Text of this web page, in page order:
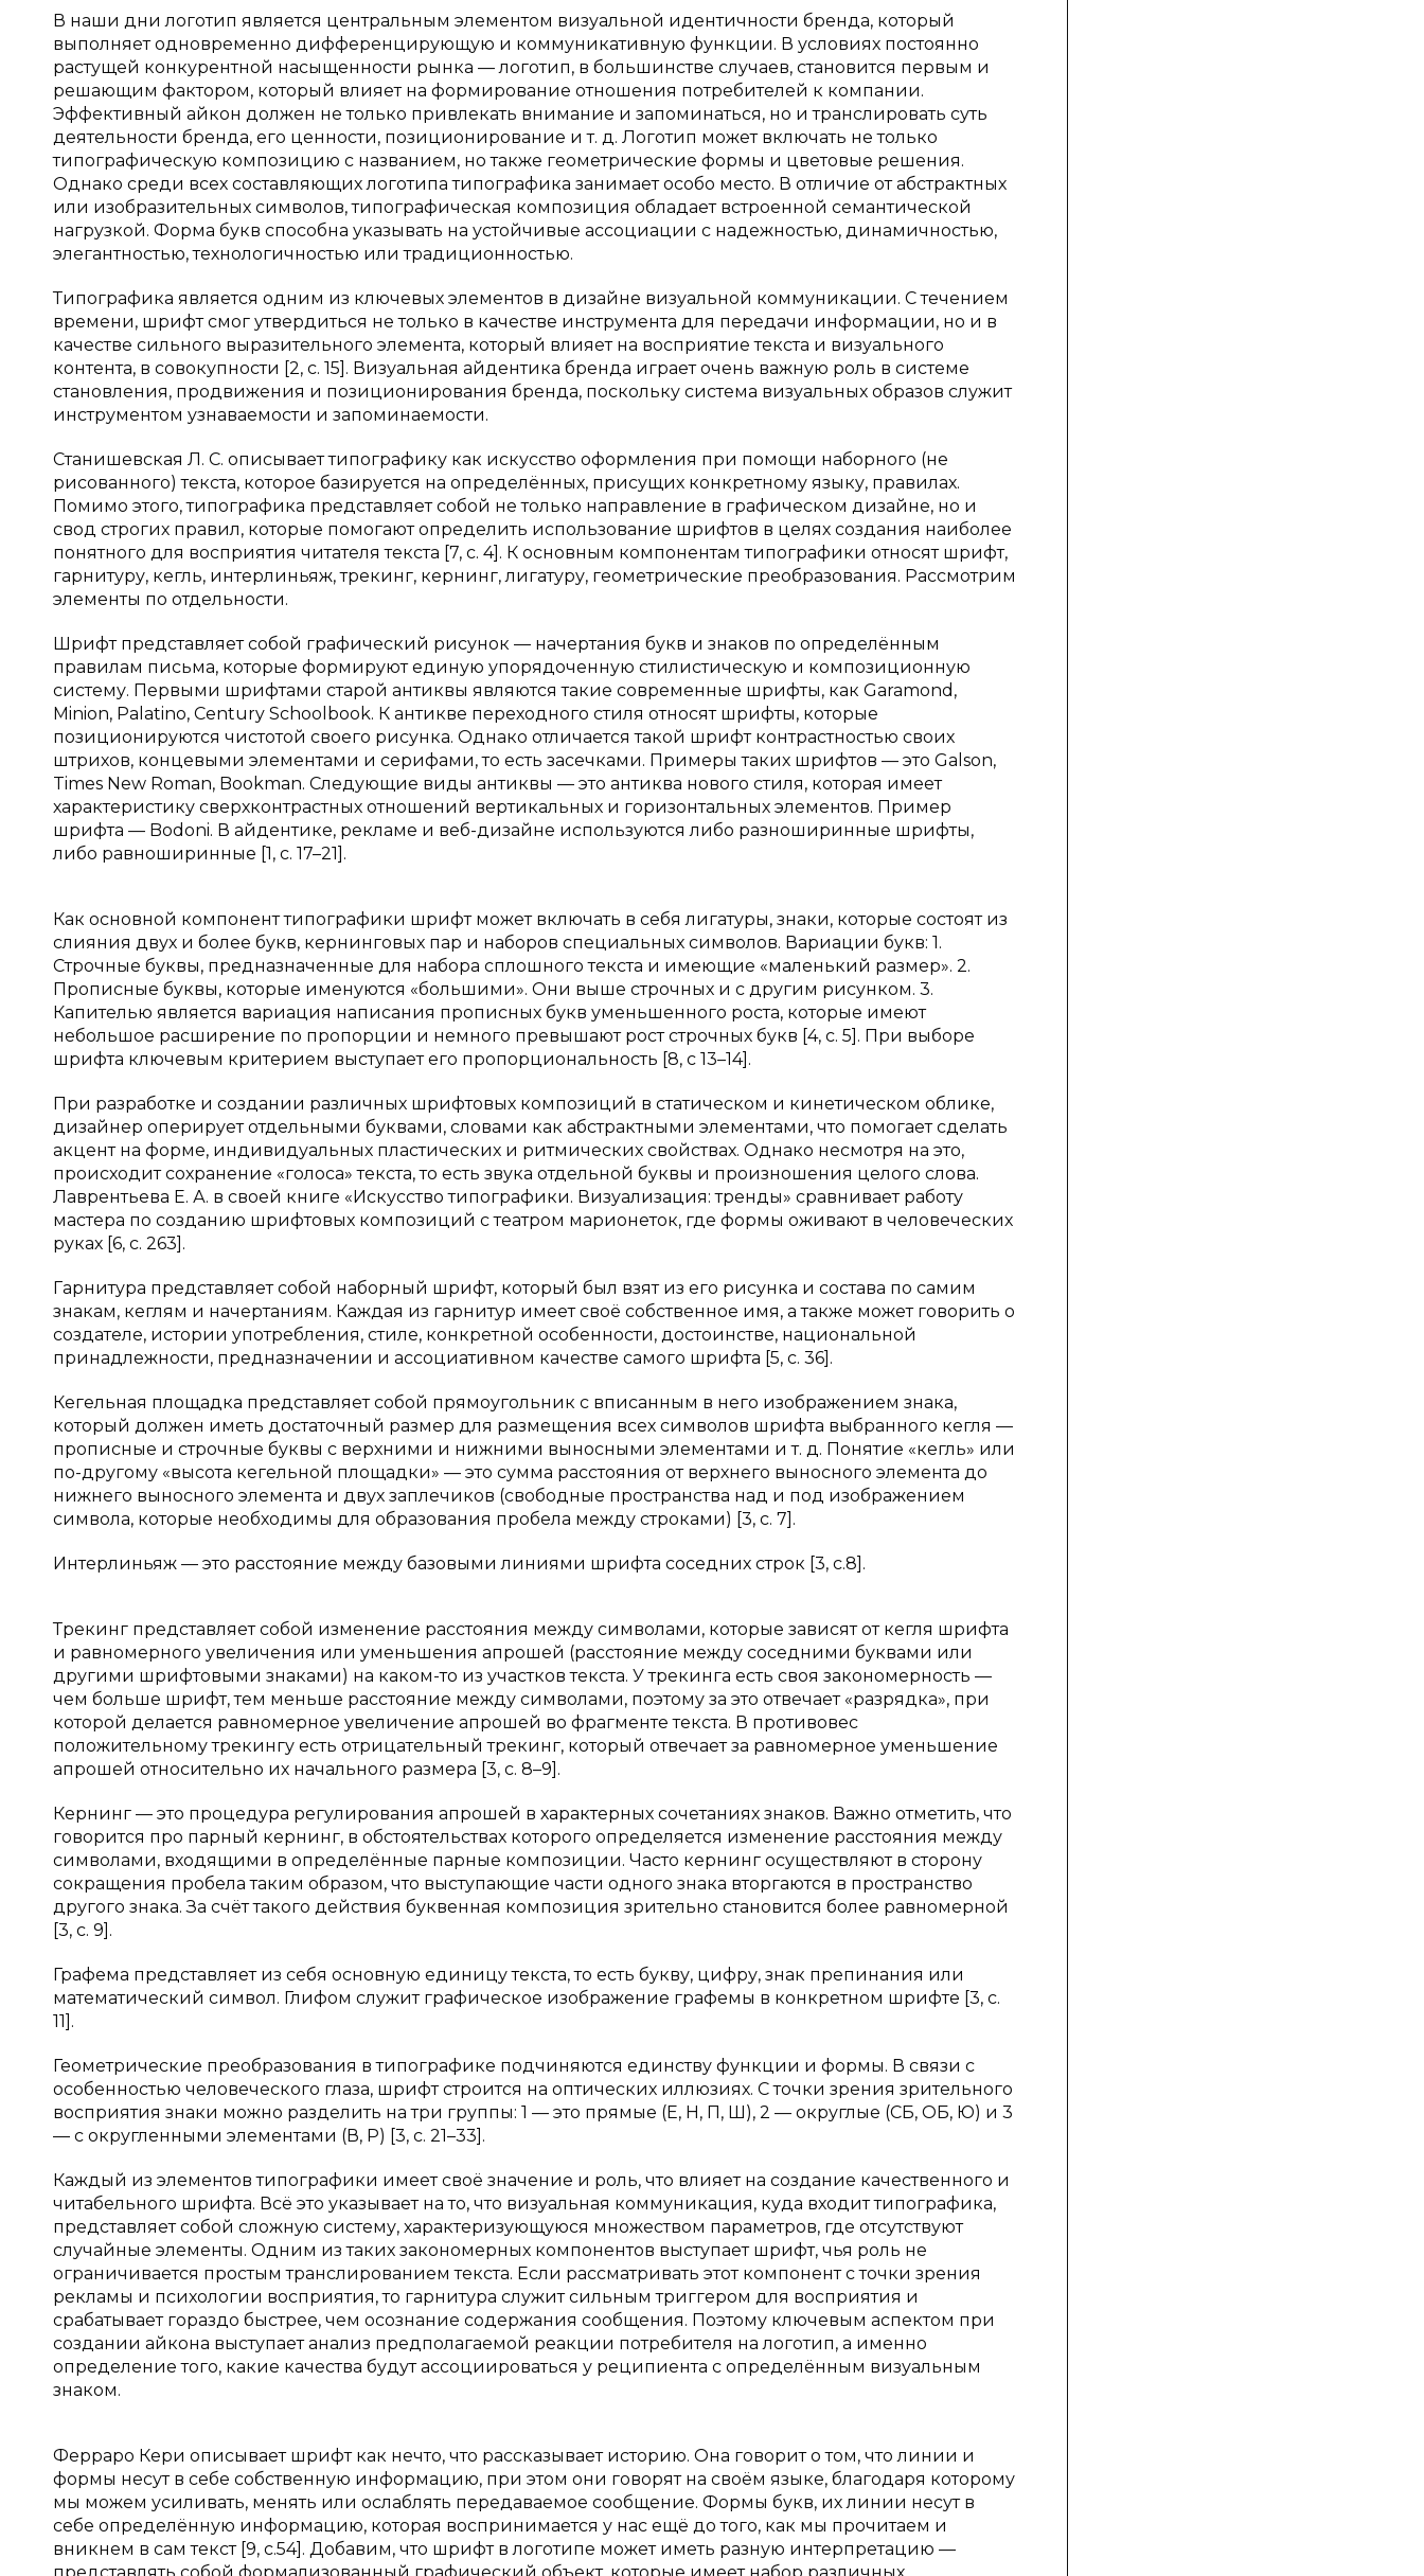
В наши дни логотип является центральным элементом визуальной идентичности бренда, который
выполняет одновременно дифференцирующую и коммуникативную функции. В условиях постоянно
растущей конкурентной насыщенности рынка — логотип, в большинстве случаев, становится первым и
решающим фактором, который влияет на формирование отношения потребителей к компании.
Эффективный айкон должен не только привлекать внимание и запоминаться, но и транслировать суть
деятельности бренда, его ценности, позиционирование и т. д. Логотип может включать не только
типографическую композицию с названием, но также геометрические формы и цветовые решения.
Однако среди всех составляющих логотипа типографика занимает особо место. В отличие от абстрактных
или изобразительных символов, типографическая композиция обладает встроенной семантической
нагрузкой. Форма букв способна указывать на устойчивые ассоциации с надежностью, динамичностью,
элегантностью, технологичностью или традиционностью.
Типографика является одним из ключевых элементов в дизайне визуальной коммуникации. С течением
времени, шрифт смог утвердиться не только в качестве инструмента для передачи информации, но и в
качестве сильного выразительного элемента, который влияет на восприятие текста и визуального
контента, в совокупности [2, с. 15]. Визуальная айдентика бренда играет очень важную роль в системе
становления, продвижения и позиционирования бренда, поскольку система визуальных образов служит
инструментом узнаваемости и запоминаемости.
Станишевская Л. С. описывает типографику как искусство оформления при помощи наборного (не
рисованного) текста, которое базируется на определённых, присущих конкретному языку, правилах.
Помимо этого, типографика представляет собой не только направление в графическом дизайне, но и
свод строгих правил, которые помогают определить использование шрифтов в целях создания наиболее
понятного для восприятия читателя текста [7, с. 4]. К основным компонентам типографики относят шрифт,
гарнитуру, кегль, интерлиньяж, трекинг, кернинг, лигатуру, геометрические преобразования. Рассмотрим
элементы по отдельности.
Шрифт представляет собой графический рисунок — начертания букв и знаков по определённым
правилам письма, которые формируют единую упорядоченную стилистическую и композиционную
систему. Первыми шрифтами старой антиквы являются такие современные шрифты, как Garamond,
Minion, Palatino, Century Schoolbook. К антикве переходного стиля относят шрифты, которые
позиционируются чистотой своего рисунка. Однако отличается такой шрифт контрастностью своих
штрихов, концевыми элементами и серифами, то есть засечками. Примеры таких шрифтов — это Galson,
Times New Roman, Bookman. Следующие виды антиквы — это антиква нового стиля, которая имеет
характеристику сверхконтрастных отношений вертикальных и горизонтальных элементов. Пример
шрифта — Bodoni. В айдентике, рекламе и веб-дизайне используются либо разноширинные шрифты,
либо равноширинные [1, с. 17–21].
Как основной компонент типографики шрифт может включать в себя лигатуры, знаки, которые состоят из
слияния двух и более букв, кернинговых пар и наборов специальных символов. Вариации букв: 1.
Строчные буквы, предназначенные для набора сплошного текста и имеющие «маленький размер». 2.
Прописные буквы, которые именуются «большими». Они выше строчных и с другим рисунком. 3.
Капителью является вариация написания прописных букв уменьшенного роста, которые имеют
небольшое расширение по пропорции и немного превышают рост строчных букв [4, с. 5]. При выборе
шрифта ключевым критерием выступает его пропорциональность [8, с 13–14].
При разработке и создании различных шрифтовых композиций в статическом и кинетическом облике,
дизайнер оперирует отдельными буквами, словами как абстрактными элементами, что помогает сделать
акцент на форме, индивидуальных пластических и ритмических свойствах. Однако несмотря на это,
происходит сохранение «голоса» текста, то есть звука отдельной буквы и произношения целого слова.
Лаврентьева Е. А. в своей книге «Искусство типографики. Визуализация: тренды» сравнивает работу
мастера по созданию шрифтовых композиций с театром марионеток, где формы оживают в человеческих
руках [6, с. 263].
Гарнитура представляет собой наборный шрифт, который был взят из его рисунка и состава по самим
знакам, кеглям и начертаниям. Каждая из гарнитур имеет своё собственное имя, а также может говорить о
создателе, истории употребления, стиле, конкретной особенности, достоинстве, национальной
принадлежности, предназначении и ассоциативном качестве самого шрифта [5, с. 36].
Кегельная площадка представляет собой прямоугольник с вписанным в него изображением знака,
который должен иметь достаточный размер для размещения всех символов шрифта выбранного кегля —
прописные и строчные буквы с верхними и нижними выносными элементами и т. д. Понятие «кегль» или
по-другому «высота кегельной площадки» — это сумма расстояния от верхнего выносного элемента до
нижнего выносного элемента и двух заплечиков (свободные пространства над и под изображением
символа, которые необходимы для образования пробела между строками) [3, с. 7].
Интерлиньяж — это расстояние между базовыми линиями шрифта соседних строк [3, с.8].
Трекинг представляет собой изменение расстояния между символами, которые зависят от кегля шрифта
и равномерного увеличения или уменьшения апрошей (расстояние между соседними буквами или
другими шрифтовыми знаками) на каком-то из участков текста. У трекинга есть своя закономерность —
чем больше шрифт, тем меньше расстояние между символами, поэтому за это отвечает «разрядка», при
которой делается равномерное увеличение апрошей во фрагменте текста. В противовес
положительному трекингу есть отрицательный трекинг, который отвечает за равномерное уменьшение
апрошей относительно их начального размера [3, с. 8–9].
Кернинг — это процедура регулирования апрошей в характерных сочетаниях знаков. Важно отметить, что
говорится про парный кернинг, в обстоятельствах которого определяется изменение расстояния между
символами, входящими в определённые парные композиции. Часто кернинг осуществляют в сторону
сокращения пробела таким образом, что выступающие части одного знака вторгаются в пространство
другого знака. За счёт такого действия буквенная композиция зрительно становится более равномерной
[3, с. 9].
Графема представляет из себя основную единицу текста, то есть букву, цифру, знак препинания или
математический символ. Глифом служит графическое изображение графемы в конкретном шрифте [3, с.
11].
Геометрические преобразования в типографике подчиняются единству функции и формы. В связи с
особенностью человеческого глаза, шрифт строится на оптических иллюзиях. С точки зрения зрительного
восприятия знаки можно разделить на три группы: 1 — это прямые (Е, Н, П, Ш), 2 — округлые (СБ, ОБ, Ю) и 3
— с округленными элементами (В, Р) [3, с. 21–33].
Каждый из элементов типографики имеет своё значение и роль, что влияет на создание качественного и
читабельного шрифта. Всё это указывает на то, что визуальная коммуникация, куда входит типографика,
представляет собой сложную систему, характеризующуюся множеством параметров, где отсутствуют
случайные элементы. Одним из таких закономерных компонентов выступает шрифт, чья роль не
ограничивается простым транслированием текста. Если рассматривать этот компонент с точки зрения
рекламы и психологии восприятия, то гарнитура служит сильным триггером для восприятия и
срабатывает гораздо быстрее, чем осознание содержания сообщения. Поэтому ключевым аспектом при
создании айкона выступает анализ предполагаемой реакции потребителя на логотип, а именно
определение того, какие качества будут ассоциироваться у реципиента с определённым визуальным
знаком.
Ферраро Кери описывает шрифт как нечто, что рассказывает историю. Она говорит о том, что линии и
формы несут в себе собственную информацию, при этом они говорят на своём языке, благодаря которому
мы можем усиливать, менять или ослаблять передаваемое сообщение. Формы букв, их линии несут в
себе определённую информацию, которая воспринимается у нас ещё до того, как мы прочитаем и
вникнем в сам текст [9, с.54]. Добавим, что шрифт в логотипе может иметь разную интерпретацию —